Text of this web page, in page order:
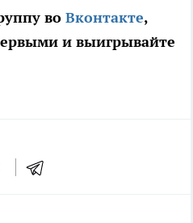
во Вконтакте,
и выигрывайте